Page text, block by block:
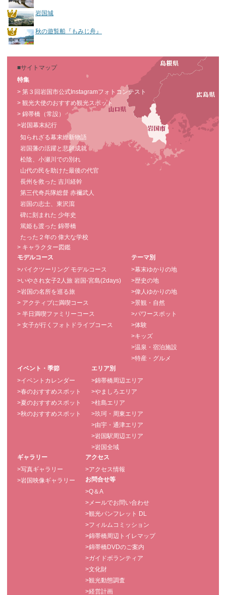
岩国城
秋の遊覧船『もみじ舟』
■サイトマップ
特集
> 第３回岩国市公式Instagramフォトコンテスト
> 観光大使のおすすめ観光スポット
> 錦帯橋（常設）
>岩国幕末紀行
知られざる幕末維新物語
岩国藩の活躍と悲願成就
松陰、小瀬川での別れ
山代の民を助けた最後の代官
長州を救った 吉川経幹
第三代奇兵隊総督 赤禰武人
岩国の志士、東沢瀉
碑に刻まれた 少年史
篤姫も渡った 錦帯橋
たった２年の 偉大な学校
> キャラクター図鑑
モデルコース
>バイクツーリング モデルコース
>いやされ女子2人旅 岩国-宮島(2days)
>岩国の名所を巡る旅
> アクティブに満喫コース
> 半日満喫ファミリーコース
> 女子が行くフォトドライブコース
テーマ別
>幕末ゆかりの地
>歴史の地
>偉人ゆかりの地
>景観・自然
>パワースポット
>体験
>キッズ
>温泉・宿泊施設
>特産・グルメ
イベント・季節
>イベントカレンダー
>春のおすすめスポット
>夏のおすすめスポット
>秋のおすすめスポット
エリア別
>錦帯橋周辺エリア
>やましろエリア
>柱島エリア
>玖珂・周東エリア
>由宇・通津エリア
>岩国駅周辺エリア
>岩国全域
ギャラリー
>写真ギャラリー
>岩国映像ギャラリー
アクセス
>アクセス情報
お問合せ等
>Q＆A
>メールでお問い合わせ
>観光パンフレット DL
>フィルムコミッション
>錦帯橋周辺トイレマップ
>錦帯橋DVDのご案内
>ガイドボランティア
>文化財
>観光動態調査
>経営計画